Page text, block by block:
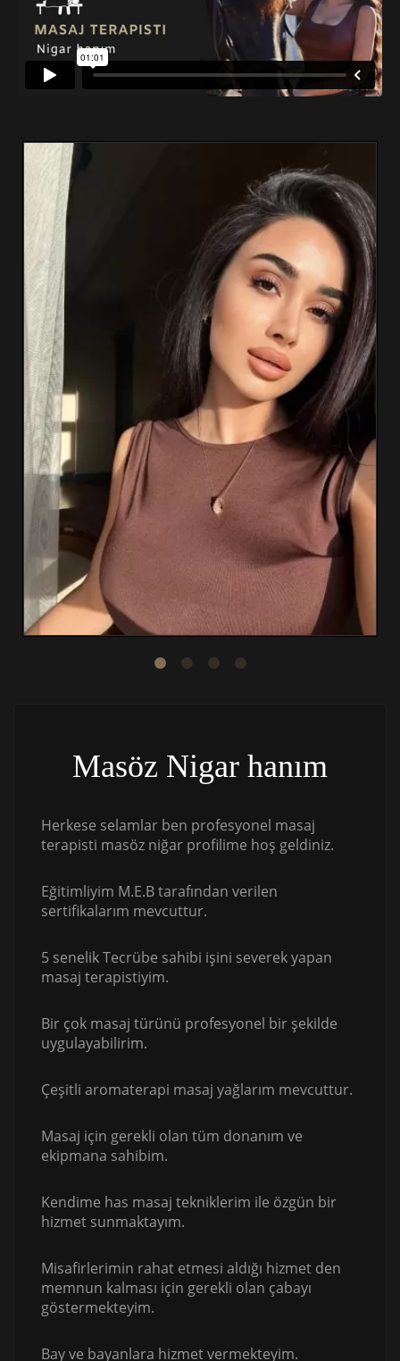
Masöz Nigar hanım
Herkese selamlar ben profesyonel masaj
terapisti masöz niğar profilime hoş geldiniz.
Eğitimliyim M.E.B tarafından verilen
sertifikalarım mevcuttur.
5 senelik Tecrübe sahibi işini severek yapan
masaj terapistiyim.
Bir çok masaj türünü profesyonel bir şekilde
uygulayabilirim.
Çeşitli aromaterapi masaj yağlarım mevcuttur.
Masaj için gerekli olan tüm donanım ve
ekipmana sahibim.
Kendime has masaj tekniklerim ile özgün bir
hizmet sunmaktayım.
Misafirlerimin rahat etmesi aldığı hizmet den
memnun kalması için gerekli olan çabayı
göstermekteyim.
Bay ve bayanlara hizmet vermekteyim.